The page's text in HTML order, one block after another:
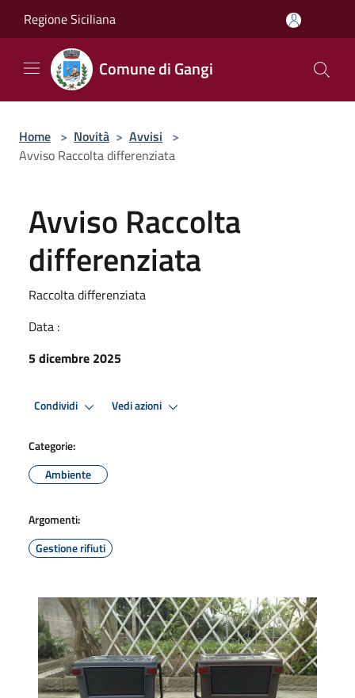
Regione Siciliana
Comune di Gangi
Home > Novità > Avvisi >
Avviso Raccolta differenziata
Avviso Raccolta
differenziata
Raccolta differenziata
Data :
5 dicembre 2025
Condividi Vedi azioni
Categorie:
Ambiente
Argomenti:
Gestione rifiuti